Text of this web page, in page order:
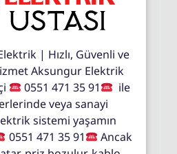
| Hızlı, Güvenli ve
Aksungur Elektrik
0551 471 35 91
ile
veya sanayi
sistemi yaşamın
0551 471 35 91
Ancak